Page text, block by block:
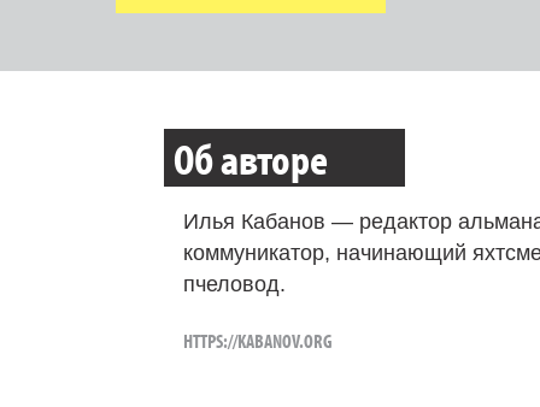
Об авторе
Илья Кабанов — редактор
коммуникатор, начинающий
пчеловод.
HTTPS://KABANOV.ORG